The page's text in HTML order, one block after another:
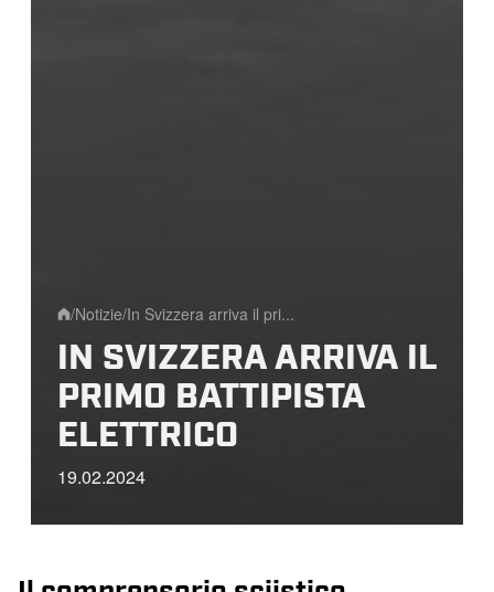
/Notizie/In Svizzera arriva il pri...
IN SVIZZERA ARRIVA IL
PRIMO BATTIPISTA
ELETTRICO
19.02.2024